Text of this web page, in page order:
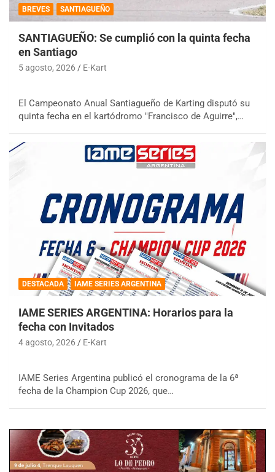
BREVES SANTIAGUEÑO
SANTIAGUEÑO: Se cumplió con la quinta fecha
en Santiago
5 agosto, 2026 E-Kart
El Campeonato Anual Santiagueño de Karting disputó su
quinta fecha en el kartódromo "Francisco de Aguirre",…
DESTACADA IAME SERIES ARGENTINA
IAME SERIES ARGENTINA: Horarios para la
fecha con Invitados
4 agosto, 2026 E-Kart
IAME Series Argentina publicó el cronograma de la 6ª
fecha de la Champion Cup 2026, que…